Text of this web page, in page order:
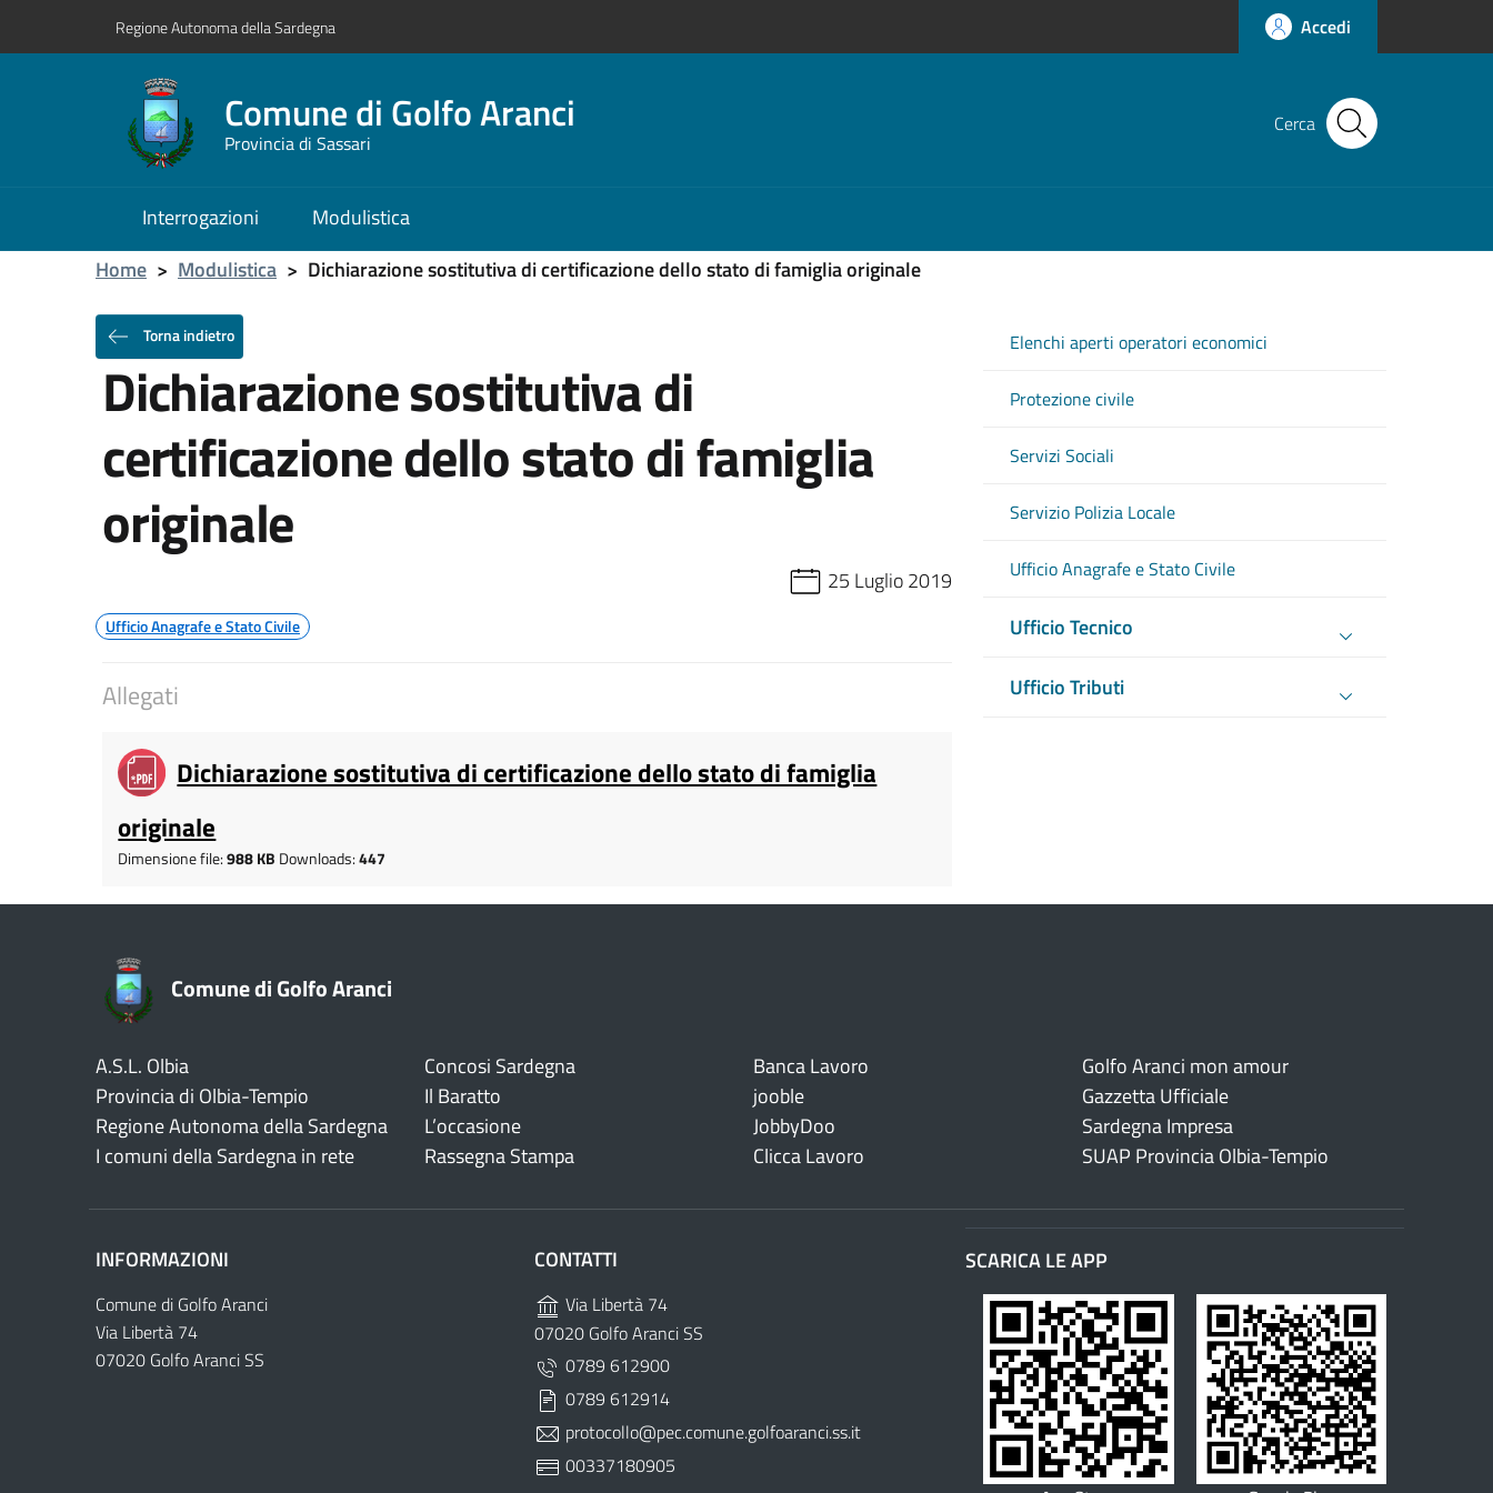
Regione Autonoma della Sardegna Accedi
Comune di Golfo Aranci
Provincia di Sassari
Cerca
Interrogazioni
Modulistica
Home > Modulistica > Dichiarazione sostitutiva di certificazione dello stato di famiglia originale
Torna indietro
Dichiarazione sostitutiva di
certificazione dello stato di famiglia
originale
25 Luglio 2019
Ufficio Anagrafe e Stato Civile
Allegati
Dichiarazione sostitutiva di certificazione dello stato di famiglia
originale
Dimensione file:988 KB Downloads:447
Elenchi aperti operatori economici
Protezione civile
Servizi Sociali
Servizio Polizia Locale
Ufficio Anagrafe e Stato Civile
Ufficio Tecnico
Ufficio Tributi
Comune di Golfo Aranci
A.S.L. Olbia
Provincia di Olbia-Tempio
Regione Autonoma della Sardegna
I comuni della Sardegna in rete
Concosi Sardegna
Il Baratto
L’occasione
Rassegna Stampa
Banca Lavoro
jooble
JobbyDoo
Clicca Lavoro
Golfo Aranci mon amour
Gazzetta Ufficiale
Sardegna Impresa
SUAP Provincia Olbia-Tempio
INFORMAZIONI
Comune di Golfo Aranci
Via Libertà 74
07020 Golfo Aranci SS
CONTATTI
Via Libertà 74
07020 Golfo Aranci SS
0789 612900
0789 612914
protocollo@pec.comune.golfoaranci.ss.it
00337180905
SCARICA LE APP